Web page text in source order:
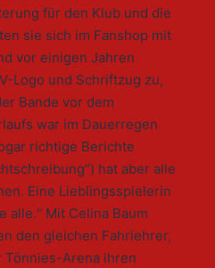
für den Klub und die
sie sich im Fanshop mit
vor einigen Jahren
Logo und Schriftzug zu,
Bande vor dem
war im Dauerregen
richtige Berichte
hat aber alle
Eine Lieblingsspielerin
alle.“ Mit Celina Baum
den gleichen Fahrlehrer,
Tönnies-Arena ihren